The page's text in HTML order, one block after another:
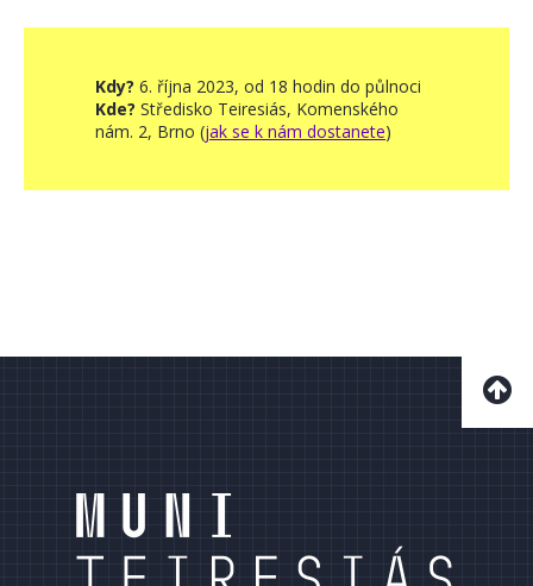
Kdy? 6. října 2023, od 18 hodin do půlnoci
Kde? Středisko Teiresiás, Komenského
nám. 2, Brno (jak se k nám dostanete)